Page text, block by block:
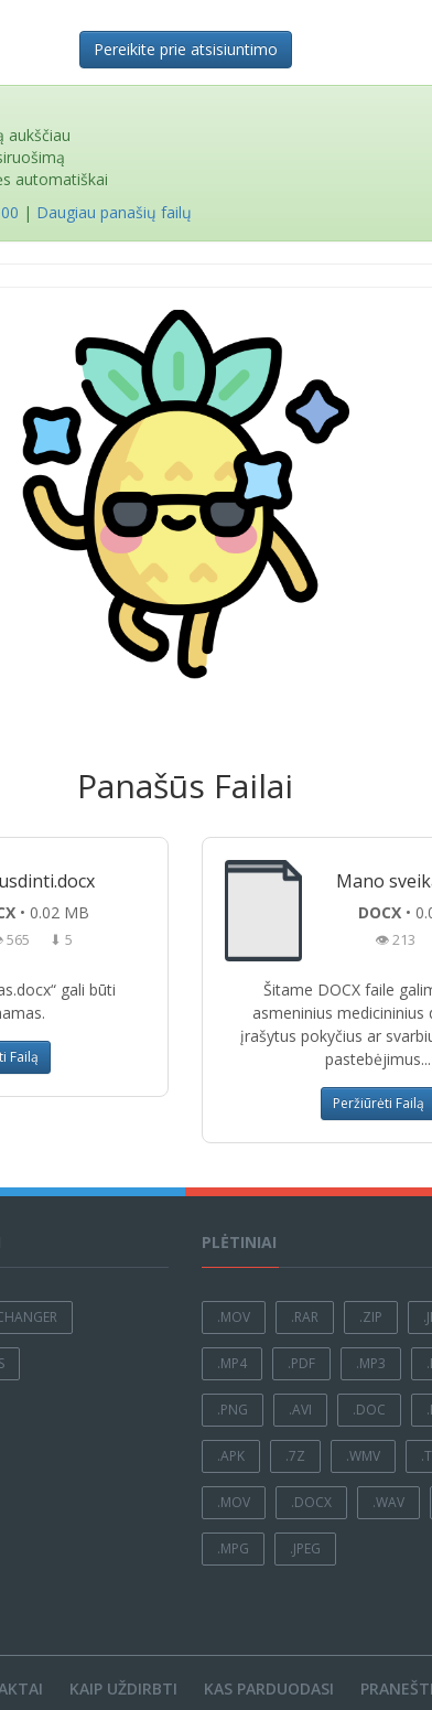
Pereikite prie atsisiuntimo
aukščiau
automatiškai
| Daugiau panašių failų
Panašūs Failai
• 0.02 MB
⬇ 5
gali būti
Failą
Mano
DOCX •
👁 213
Šitame DOCX faile
asmeninius medicininius
įrašytus pokyčius ar
pastebėjimus...
Peržiūrėti Failą
PLĖTINIAI
.MOV .RAR .ZIP
.MP4 .PDF .MP3
.PNG .AVI .DOC
.APK .7Z .WMV
.MOV .DOCX .WAV
.MPG .JPEG
KAIP UŽDIRBTI KAS PARDUODASI